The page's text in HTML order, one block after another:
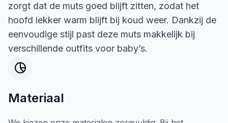
zorgt dat de muts goed blijft zitten, zodat het
hoofd lekker warm blijft bij koud weer. Dankzij de
eenvoudige stijl past deze muts makkelijk bij
verschillende outfits voor baby’s.
Materiaal